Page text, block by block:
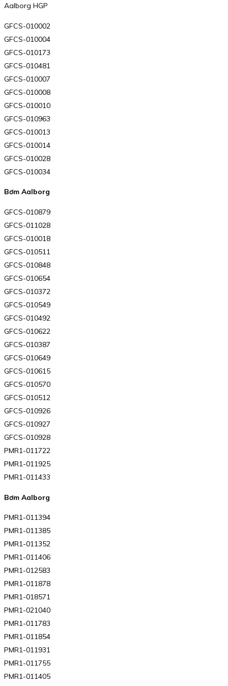
Aalborg HGP
GFCS-010002
GFCS-010004
GFCS-010173
GFCS-010481
GFCS-010007
GFCS-010008
GFCS-010010
GFCS-010963
GFCS-010013
GFCS-010014
GFCS-010028
GFCS-010034
Bơm Aalborg
GFCS-010879
GFCS-011028
GFCS-010018
GFCS-010511
GFCS-010848
GFCS-010654
GFCS-010372
GFCS-010549
GFCS-010492
GFCS-010622
GFCS-010387
GFCS-010649
GFCS-010615
GFCS-010570
GFCS-010512
GFCS-010926
GFCS-010927
GFCS-010928
PMR1-011722
PMR1-011925
PMR1-011433
Bơm Aalborg
PMR1-011394
PMR1-011385
PMR1-011352
PMR1-011406
PMR1-012583
PMR1-011878
PMR1-018571
PMR1-021040
PMR1-011783
PMR1-011854
PMR1-011931
PMR1-011755
PMR1-011405